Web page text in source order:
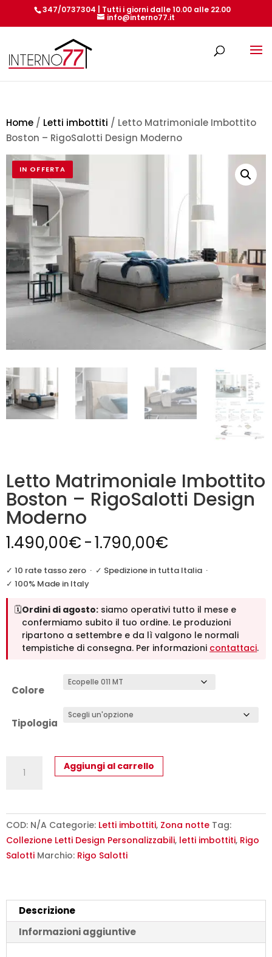
347/0737304 | Tutti i giorni dalle 10.00 alle 22.00
info@interno77.it
Home / Letti imbottiti / Letto Matrimoniale Imbottito
Boston – RigoSalotti Design Moderno
IN OFFERTA
Letto Matrimoniale Imbottito
Boston – RigoSalotti Design
Moderno
1.490,00€-1.790,00€
prezzo:
1.490,00€
a
1.790,00€
✓ 10 rate tasso zero · ✓ Spedizione in tutta Italia ·
✓ 100% Made in Italy
🗓️Ordini di agosto: siamo operativi tutto il mese e
confermiamo subito il tuo ordine. Le produzioni
ripartono a settembre e da lì valgono le normali
tempistiche di consegna. Per informazioni contattaci.
Colore
Tipologia
Matrimoniale
-
RigoSalotti
Design
Aggiungi al carrello
COD: N/A Categorie: Letti imbottiti, Zona notte Tag:
Collezione Letti Design Personalizzabili, letti imbottiti, Rigo
Salotti Marchio: Rigo Salotti
Descrizione
Informazioni aggiuntive